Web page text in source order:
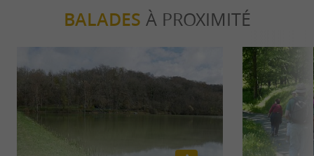
BALADES À PROXIMITÉ